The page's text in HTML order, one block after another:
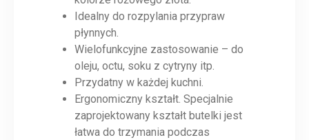
Idealny do rozpylania przypraw
płynnych.
Wielofunkcyjne zastosowanie – do
oleju, octu, soku z cytryny itp.
Przydatny w każdej kuchni.
Ergonomiczny kształt. Specjalnie
zaprojektowany kształt butelki jest
łatwa do trzymania podczas